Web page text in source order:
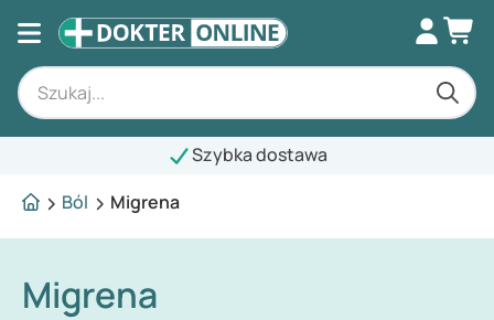
Szybka dostawa
Ból
Migrena
Migrena